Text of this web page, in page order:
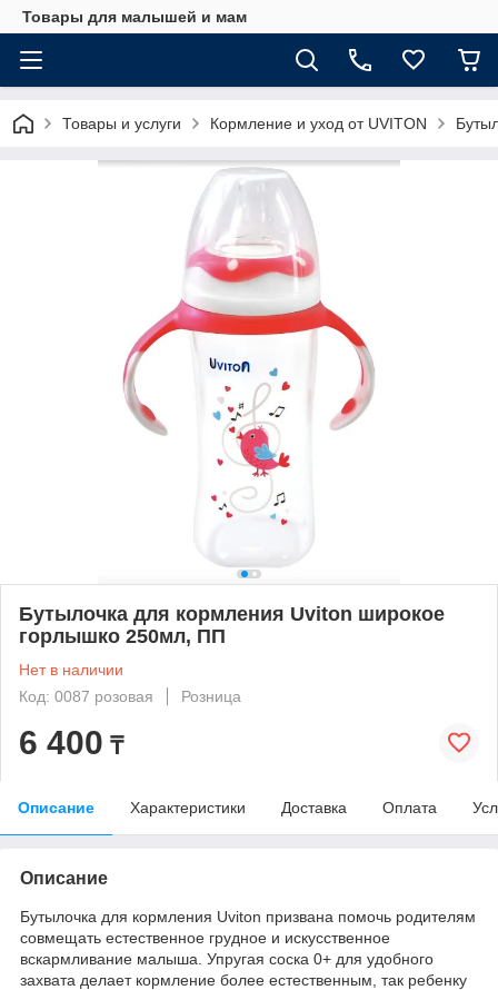
Товары для малышей и мам
Товары и услуги Кормление и уход от UVITON
Бутылочка для кормления Uviton широкое
горлышко 250мл, ПП
Нет в наличии
Код: 0087 розовая
Розница
6 400 ₸
Описание Характеристики Доставка Оплата
Описание
Бутылочка для кормления Uviton призвана помочь родителям
совмещать естественное грудное и искусственное
вскармливание малыша. Упругая соска 0+ для удобного
захвата делает кормление более естественным, так ребенку